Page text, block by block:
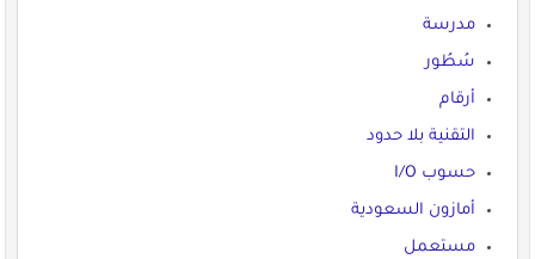
مدرسة
سُطُور
أرقام
التقنية بلا حدود
حسوب I/O
أمازون السعودية
مستعمل